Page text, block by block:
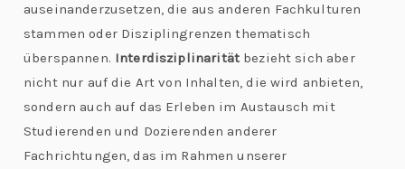
le
n
g
e
s
auseinanderzusetzen, die aus anderen Fachkulturen
stammen oder Disziplingrenzen thematisch
überspannen. Interdisziplinarität bezieht sich aber
nicht nur auf die Art von Inhalten, die wird anbieten,
sondern auch auf das Erleben im Austausch mit
Studierenden und Dozierenden anderer
Fachrichtungen, das im Rahmen unserer